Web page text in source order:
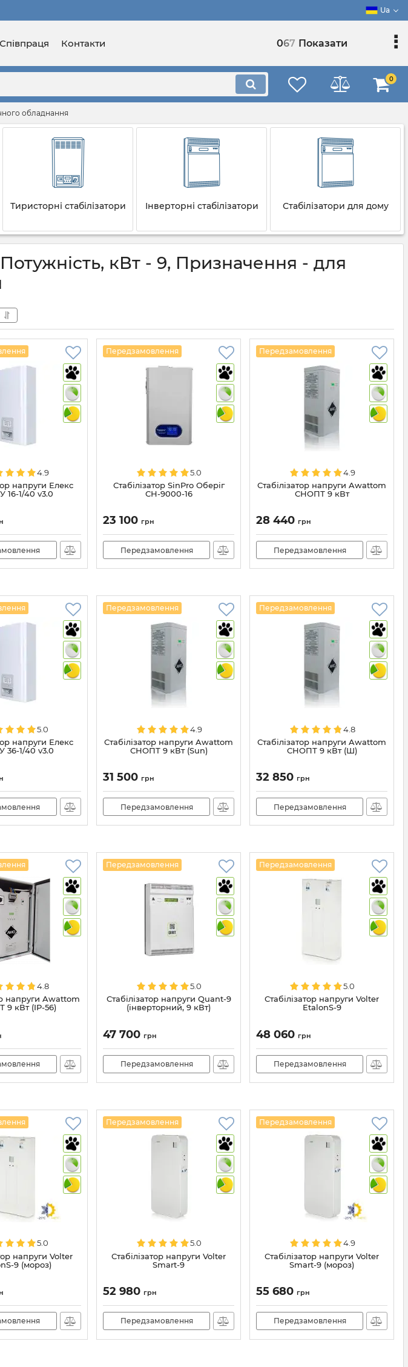
Ua
Співпраця Контакти 067 Показати
0
обладнання
Тиристорні стабілізатори Інверторні стабілізатори Стабілізатори для дому
кВт - 9, Призначення - для
4.9
напруги Елекс
16-1/40 v3.0
Передзамовлення
5.0
Стабілізатор SinPro Оберіг
СН-9000-16
23 100 грн
Передзамовлення
Передзамовлення
4.9
Стабілізатор напруги Awattom
СНОПТ 9 кВт
28 440 грн
Передзамовлення
5.0
напруги Елекс
36-1/40 v3.0
Передзамовлення
4.9
Стабілізатор напруги Awattom
СНОПТ 9 кВт (Sun)
31 500 грн
Передзамовлення
Передзамовлення
4.8
Стабілізатор напруги Awattom
СНОПТ 9 кВт (Ш)
32 850 грн
Передзамовлення
4.8
напруги Awattom
9 кВт (IP-56)
Передзамовлення
5.0
Стабілізатор напруги Quant-9
(інверторний, 9 кВт)
47 700 грн
Передзамовлення
Передзамовлення
5.0
Стабілізатор напруги Volter
EtalonS-9
48 060 грн
Передзамовлення
5.0
напруги Volter
9 (мороз)
Передзамовлення
5.0
Стабілізатор напруги Volter
Smart-9
52 980 грн
Передзамовлення
Передзамовлення
4.9
Стабілізатор напруги Volter
Smart-9 (мороз)
55 680 грн
Передзамовлення